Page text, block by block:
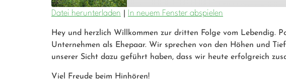
Datei herunterladen In neuem Fenster abspielen
Hey und herzlich Willkommen zur dritten Folge vom Lebendig.
Unternehmen als Ehepaar. Wir sprechen von den Höhen und
unserer Sicht dazu geführt haben, dass wir heute erfolgreich
Viel Freude beim Hinhören!